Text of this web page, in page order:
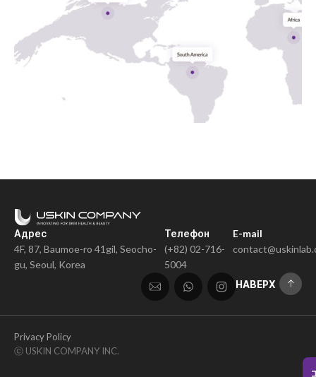
Адрес
4F, 87, Baumoe-ro 41gil, Seocho-
gu, Seoul, Korea
Телефон
(+82) 02-716-
5004
E-mail
НАВЕРХ
ⓒ USKIN COMPANY INC.
Privacy Policy